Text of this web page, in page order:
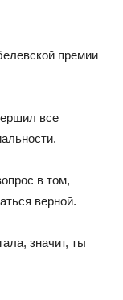
премии
все
в том,
верной.
значит, ты